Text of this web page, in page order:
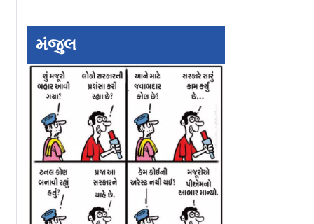
કરનાર
દિપકે કહ્યું “તમે કોણ છો
મને કહેવાવાળા…”
મંજુલ